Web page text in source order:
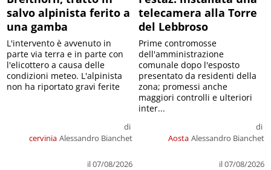
salvo alpinista ferito a
una gamba
cervinia
di
Alessandro Bianchet
il 07/08/2026
L'intervento è avvenuto in
parte via terra e in parte con
l'elicottero a causa delle
condizioni meteo. L'alpinista
non ha riportato gravi ferite
telecamera alla Torre
del Lebbroso
Aosta
di
Alessandro Bianchet
il 07/08/2026
Prime contromosse
dell'amministrazione
comunale dopo l'esposto
presentato da residenti della
zona; promessi anche
maggiori controlli e ulteriori
inter...